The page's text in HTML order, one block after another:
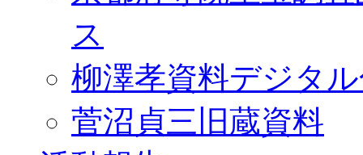
ス
柳澤孝資料デジタ
菅沼貞三旧蔵資料